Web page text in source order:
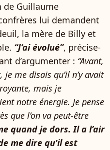
de Guillaume
lui demandent
la mère de Billy et
“J’ai évolué”, précise-
d’argumenter : “Avant,
me disais qu’il n’y avait
mais je
notre énergie. Je pense
que l’on va peut-être
quand je dors. Il a l’air
me dire qu’il est